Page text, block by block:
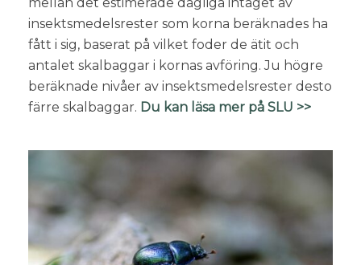
insektsmedelsrester som korna beräknades ha
fått i sig, baserat på vilket foder de ätit och
antalet skalbaggar i kornas avföring. Ju högre
beräknade nivåer av insektsmedelsrester desto
färre skalbaggar. Du kan läsa mer på SLU >>